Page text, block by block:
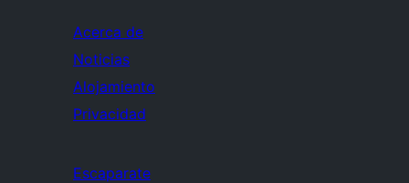
Acerca de
Noticias
Alojamiento
Privacidad
Escaparate